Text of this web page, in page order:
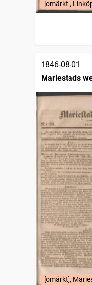
[omärkt],
1846-08-01
Mariestads
1834)
[omärkt],